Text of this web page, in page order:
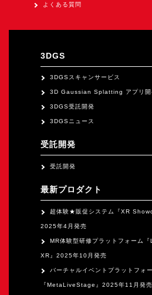
よくある質問
3DGS
3DGSスキャンサービス
3D Gaussian Splatting アプリ開
3DGS受託開発
3DGSニュース
受託開発
受託開発
最新プロダクト
超体験★販促システム『XR
2025年4月発売
MR体験型研修プラットフォーム
XR』2025年10月発売
バーチャルイベントプラットフォ
『MetaLiveStage』2025年11月発売